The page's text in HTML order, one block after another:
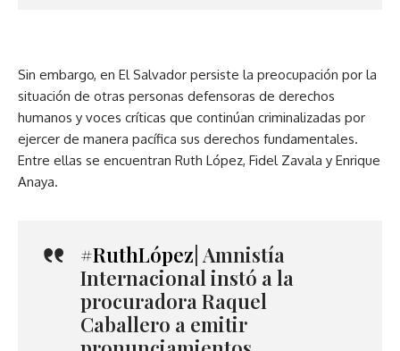
Sin embargo, en El Salvador persiste la preocupación por la
situación de otras personas defensoras de derechos
humanos y voces críticas que continúan criminalizadas por
ejercer de manera pacífica sus derechos fundamentales.
Entre ellas se encuentran Ruth López, Fidel Zavala y Enrique
Anaya.
#RuthLópez | Amnistía
Internacional instó a la
procuradora Raquel
Caballero a emitir